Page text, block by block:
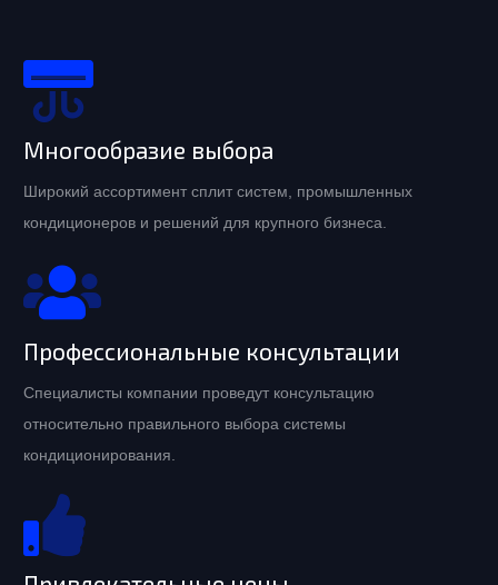
Многообразие выбора
Широкий ассортимент сплит систем, промышленных
кондиционеров и решений для крупного бизнеса.
Профессиональные консультации
Специалисты компании проведут консультацию
относительно правильного выбора системы
кондиционирования.